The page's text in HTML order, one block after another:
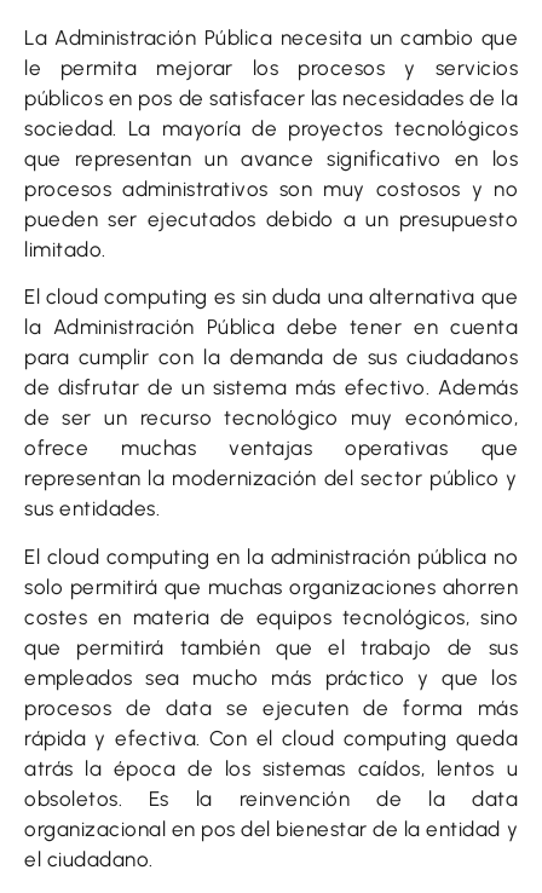
La Administración Pública necesita un cambio que
le permita mejorar los procesos y servicios
públicos en pos de satisfacer las necesidades de la
sociedad. La mayoría de proyectos tecnológicos
que representan un avance significativo en los
procesos administrativos son muy costosos y no
pueden ser ejecutados debido a un presupuesto
limitado.
El cloud computing es sin duda una alternativa que
la Administración Pública debe tener en cuenta
para cumplir con la demanda de sus ciudadanos
de disfrutar de un sistema más efectivo. Además
de ser un recurso tecnológico muy económico,
ofrece muchas ventajas operativas que
representan la modernización del sector público y
sus entidades.
El cloud computing en la administración pública no
solo permitirá que muchas organizaciones ahorren
costes en materia de equipos tecnológicos, sino
que permitirá también que el trabajo de sus
empleados sea mucho más práctico y que los
procesos de data se ejecuten de forma más
rápida y efectiva. Con el cloud computing queda
atrás la época de los sistemas caídos, lentos u
obsoletos. Es la reinvención de la data
organizacional en pos del bienestar de la entidad y
el ciudadano.